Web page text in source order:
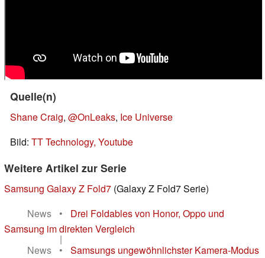
Quelle(n)
Shane Craig, @OnLeaks, Ice Universe
Bild: TT Technology, Youtube
Weitere Artikel zur Serie
Samsung Galaxy Z Fold7 (Galaxy Z Fold7 Serie)
News
•
Drei Foldables von Honor, Oppo und
Samsung im direkten Vergleich
|
News
•
Samsungs ungewöhnlichster Kamera-Modus